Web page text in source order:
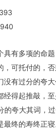
具有多项的命
，可托付的，
没有过分的夸
经得起推敲，
的夸大其词，
最终的寿终正